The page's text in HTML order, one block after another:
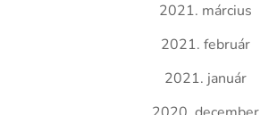
2021. március
2021. február
2021. január